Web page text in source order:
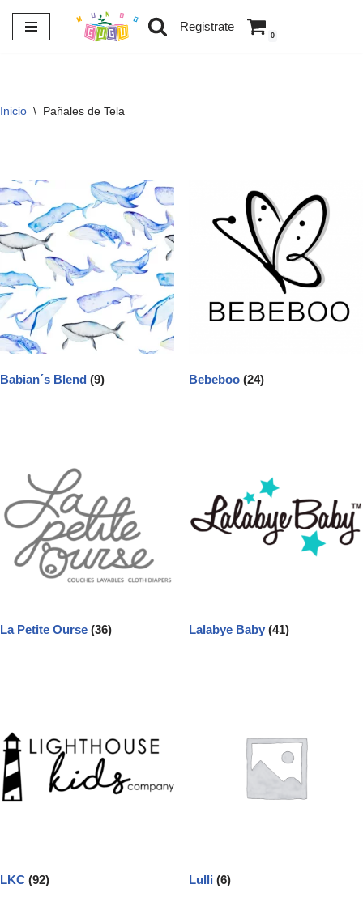
Saltar
Registrate
0
Inicio \ Pañales de Tela
Babian´s Blend (9) Bebeboo (24)
La Petite Ourse (36) Lalabye Baby (41)
LKC (92) Lulli (6)